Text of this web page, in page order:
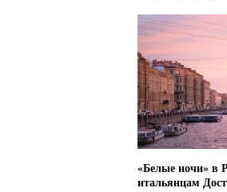
«Белые ночи» в
итальянцам